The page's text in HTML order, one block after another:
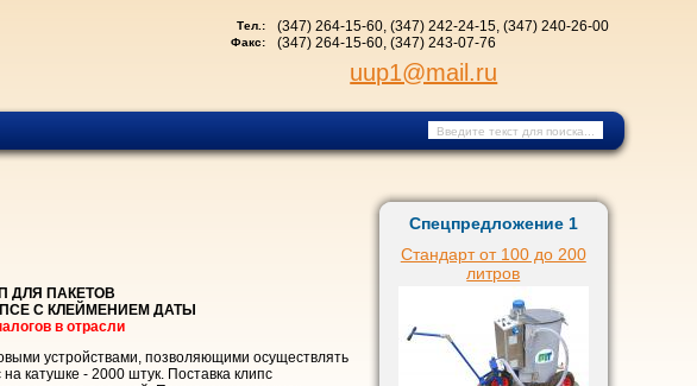
Тел.: (347) 264-15-60, (347) 242-24-15, (347) 240-26-00
Факс: (347) 264-15-60, (347) 243-07-76
uup1@mail.ru
ДЛЯ ПАКЕТОВ
С КЛЕЙМЕНИЕМ ДАТЫ
в отрасли
устройствами, позволяющими осуществлять
катушке - 2000 штук. Поставка клипс
Спецпредложение 1
Стандарт от 100 до 200
литров